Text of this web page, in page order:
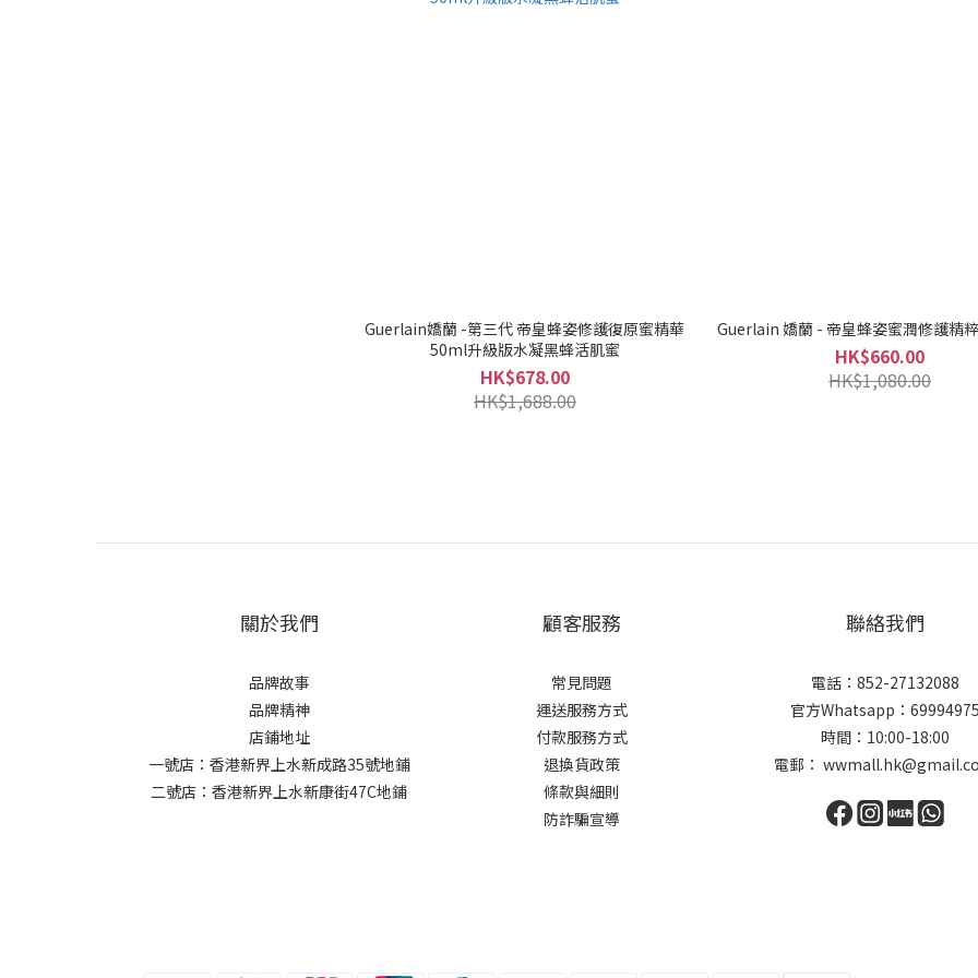
Guerlain嬌蘭 -第三代 帝皇蜂姿修護復原蜜精華
50ml升級版水凝黑蜂活肌蜜
HK$678.00
HK$1,688.00
Guerlain 嬌蘭 - 帝皇蜂姿蜜潤修護精
HK$660.00
HK$1,080.00
關於我們
品牌故事
品牌精神
店鋪地址
一號店：香港新界上水新成路35號地鋪
二號店：香港新界上水新康街47C地鋪
顧客服務
常見問題
運送服務方式
付款服務方式
退換貨政策
條款與細則
防詐騙宣導
聯絡我們
電話：852-27132088
官方Whatsapp：69994975
時間：10:00-18:00
電郵：